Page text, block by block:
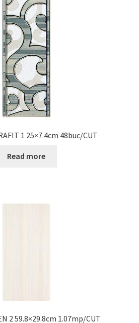
1 25×7.4cm 48buc/CUT
Read more
2 59.8×29.8cm 1.07mp/CUT